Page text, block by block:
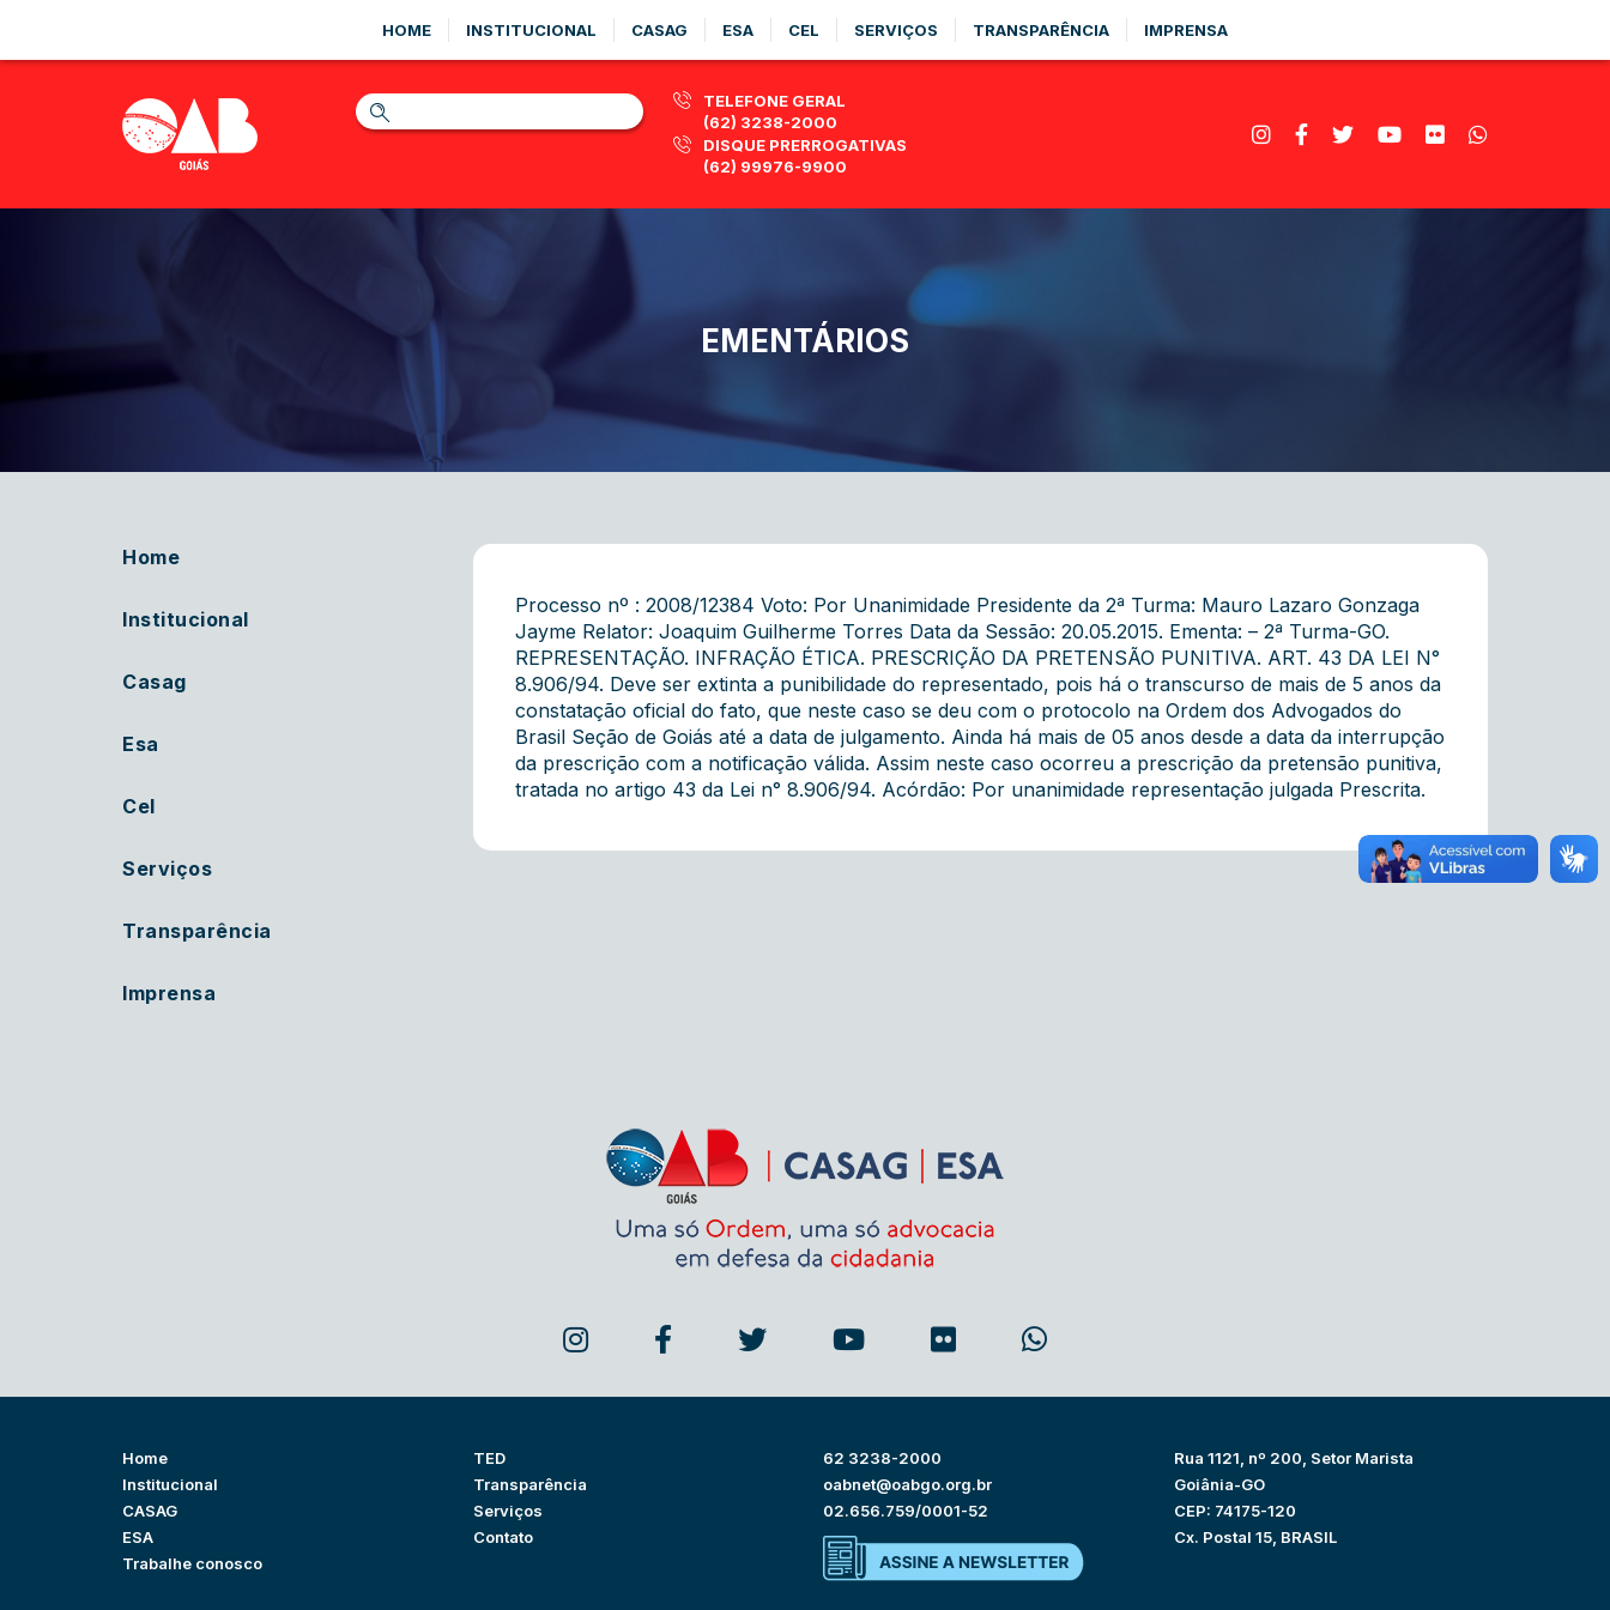
HOME INSTITUCIONAL CASAG ESA CEL SERVIÇOS TRANSPARÊNCIA IMPRENSA
TELEFONE GERAL
(62) 3238-2000
DISQUE PRERROGATIVAS
(62) 99976-9900
EMENTÁRIOS
Home
Institucional
Casag
Esa
Cel
Serviços
Transparência
Imprensa
Processo nº : 2008/12384 Voto: Por Unanimidade Presidente da 2ª Turma: Mauro Lazaro Gonzaga
Jayme Relator: Joaquim Guilherme Torres Data da Sessão: 20.05.2015. Ementa: – 2ª Turma-GO.
REPRESENTAÇÃO. INFRAÇÃO ÉTICA. PRESCRIÇÃO DA PRETENSÃO PUNITIVA. ART. 43 DA LEI N°
8.906/94. Deve ser extinta a punibilidade do representado, pois há o transcurso de mais de 5 anos da
constatação oficial do fato, que neste caso se deu com o protocolo na Ordem dos Advogados do
Brasil Seção de Goiás até a data de julgamento. Ainda há mais de 05 anos desde a data da interrupção
da prescrição com a notificação válida. Assim neste caso ocorreu a prescrição da pretensão punitiva,
tratada no artigo 43 da Lei n° 8.906/94. Acórdão: Por unanimidade representação julgada Prescrita.
Home
Institucional
CASAG
ESA
Trabalhe conosco
TED
Transparência
Serviços
Contato
62 3238-2000
oabnet@oabgo.org.br
02.656.759/0001-52
Rua 1121, nº 200, Setor Marista
Goiânia-GO
CEP: 74175-120
Cx. Postal 15, BRASIL